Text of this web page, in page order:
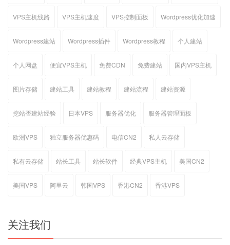
VPS主机线路 VPS主机速度 VPS控制面板 Wordpress优化加速
Wordpress建站 Wordpress插件 Wordpress教程 个人建站
个人网盘 便宜VPS主机 免费CDN 免费建站 国内VPS主机
图片存储 建站工具 建站教程 建站流程 建站资源
挖站否建站经验 日本VPS 服务器优化 服务器管理面板
欧洲VPS 独立服务器优惠码 电信CN2 私人云存储
私有云存储 站长工具 站长软件 经典VPS主机 美国CN2
美国VPS 阿里云 韩国VPS 香港CN2 香港VPS
关注我们